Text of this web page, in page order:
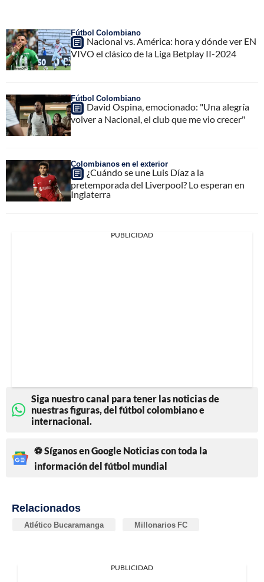
Fútbol Colombiano
Nacional vs. América: hora y dónde ver EN
VIVO el clásico de la Liga Betplay II-2024
Fútbol Colombiano
David Ospina, emocionado: "Una alegría
volver a Nacional, el club que me vio crecer"
Colombianos en el exterior
¿Cuándo se une Luis Díaz a la
pretemporada del Liverpool? Lo esperan en
Inglaterra
PUBLICIDAD
Siga nuestro canal para tener las noticias de
nuestras figuras, del fútbol colombiano e
internacional.
⚽ Síganos en Google Noticias con toda la
información del fútbol mundial
Relacionados
Atlético Bucaramanga Millonarios FC
PUBLICIDAD